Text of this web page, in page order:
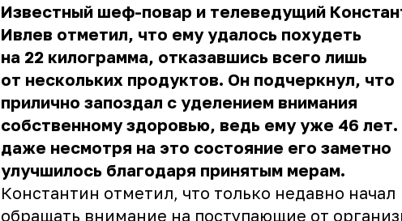
Известный шеф-повар и телеведущий
Ивлев отметил, что ему удалось похудеть
на 22 килограмма, отказавшись всего лишь
от нескольких продуктов. Он подчеркнул, что
прилично запоздал с уделением внимания
собственному здоровью, ведь ему уже 46
даже несмотря на это состояние его заметно
улучшилось благодаря принятым мерам.
Константин отметил, что только недавно начал
обращать внимание на поступающие от